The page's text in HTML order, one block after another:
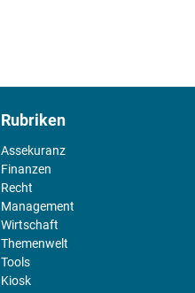
Rubriken
Assekuranz
Finanzen
Recht
Management
Wirtschaft
Themenwelt
Tools
Kiosk